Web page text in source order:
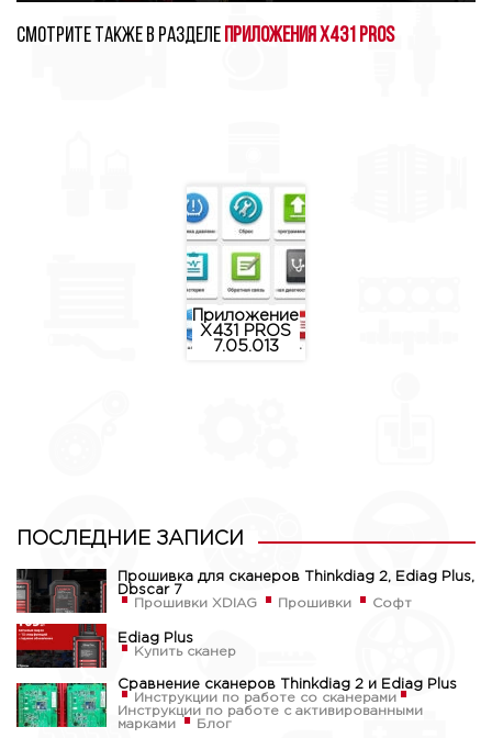
Смотрите также в разделе Приложения X431 PROS
Приложение
X431 PROS
7.05.013
ПОСЛЕДНИЕ ЗАПИСИ
Прошивка для сканеров Thinkdiag 2, Ediag Plus,
Dbscar 7
Прошивки XDIAG
Прошивки Софт
Ediag Plus
Купить сканер
Сравнение сканеров Thinkdiag 2 и Ediag Plus
Инструкции по работе со сканерами
Инструкции по работе с активированными
марками
Блог